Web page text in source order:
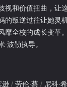
视和价值扭曲，让
的叛逆过往让她灵
靡全校的成长变革
波勒执导。
逊 / 劳伦·蔡 / 尼科·